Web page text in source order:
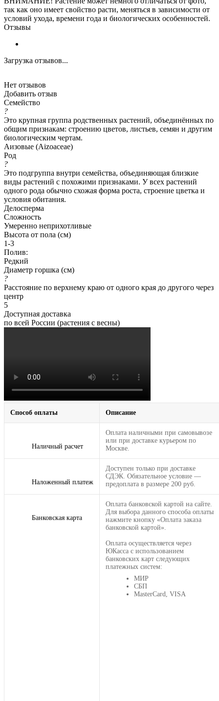
так как оно имеет свойство расти, меняться в зависимости от
условий ухода, времени года и биологических особенностей.
Отзывы
Загрузка отзывов...
Нет отзывов
Добавить отзыв
Семейство
?
Это крупная группа родственных растений, объединённых по
общим признакам: строению цветов, листьев, семян и другим
биологическим чертам.
Аизовые (Aizoaceae)
Род
?
Это подгруппа внутри семейства, объединяющая близкие
виды растений с похожими признаками. У всех растений
одного рода обычно схожая форма роста, строение цветка и
условия обитания.
Делосперма
Сложность
Умеренно неприхотливые
Высота от пола (см)
1-3
Полив:
Редкий
Диаметр горшка (см)
?
Расстояние по верхнему краю от одного края до другого через
центр
5
Доступная доставка
по всей России (растения с весны)
Способ оплаты Описание
Наличный расчет
Оплата наличными при самовывозе
или при доставке курьером по
Москве.
Наложенный платеж
Доступен только при доставке
СДЭК. Обязательное условие —
предоплата в размере 200 руб.
Банковская карта
Оплата банковской картой на сайте.
Для выбора данного способа оплаты
нажмите кнопку «Оплата заказа
банковской картой».
Оплата осуществляется через
ЮКасса с использованием
банковских карт следующих
платежных систем:
МИР
СБП
MasterCard, VISA